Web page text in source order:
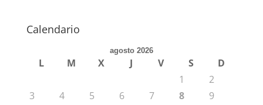
Calendario
agosto 2026
L M X J V S
D
1
2
3
4 5 6 7 8
9